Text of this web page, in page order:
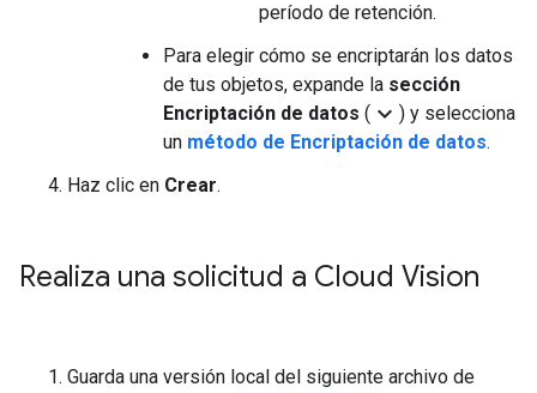
período de retención.
Para elegir cómo se encriptarán los datos
de tus objetos, expande la sección
Encriptación de datos ( expand_more ) y selecciona
un método de Encriptación de datos.
Haz clic en Crear.
Realiza una solicitud a Cloud Vision
Guarda una versión local del siguiente archivo de